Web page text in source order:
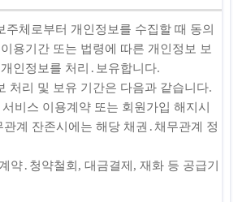
체로부터 개인정보를 수집할 때 동의
용기간 또는 법령에 따른 개인정보 보
인정보를 처리․보유합니다.
처리 및 보유 기간은 다음과 같습니다.
비스 이용계약 또는 회원가입 해지시
계 잔존시에는 해당 채권․채무관계 정
약․청약철회, 대금결제, 재화 등 공급기